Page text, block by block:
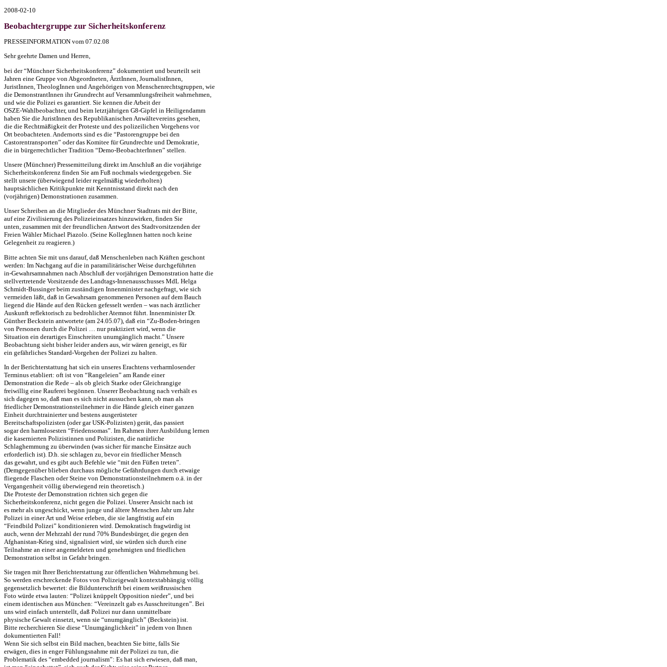
2008-02-10
Beobachtergruppe zur Sicherheitskonferenz
PRESSEINFORMATION vom 07.02.08
Sehr geehrte Damen und Herren,
bei der “Münchner Sicherheitskonferenz” dokumentiert und beurteilt seit
Jahren eine Gruppe von Abgeordneten, ÄrztInnen, JournalistInnen,
JuristInnen, TheologInnen und Angehörigen von Menschenrechtsgruppen, wie
die DemonstrantInnen ihr Grundrecht auf Versammlungsfreiheit wahrnehmen,
und wie die Polizei es garantiert. Sie kennen die Arbeit der
OSZE-Wahlbeobachter, und beim letztjährigen G8-Gipfel in Heiligendamm
haben Sie die JuristInnen des Republikanischen Anwältevereins gesehen,
die die Rechtmäßigkeit der Proteste und des polizeilichen Vorgehens vor
Ort beobachteten. Andernorts sind es die “Pastorengruppe bei den
Castorentransporten” oder das Komitee für Grundrechte und Demokratie,
die in bürgerrechtlicher Tradition “Demo-BeobachterInnen” stellen.
Unsere (Münchner) Pressemitteilung direkt im Anschluß an die vorjährige
Sicherheitskonferenz finden Sie am Fuß nochmals wiedergegeben. Sie
stellt unsere (überwiegend leider regelmäßig wiederholten)
hauptsächlichen Kritikpunkte mit Kenntnisstand direkt nach den
(vorjährigen) Demonstrationen zusammen.
Unser Schreiben an die Mitglieder des Münchner Stadtrats mit der Bitte,
auf eine Zivilisierung des Polizeieinsatzes hinzuwirken, finden Sie
unten, zusammen mit der freundlichen Antwort des Stadtvorsitzenden der
Freien Wähler Michael Piazolo. (Seine KollegInnen hatten noch keine
Gelegenheit zu reagieren.)
Bitte achten Sie mit uns darauf, daß Menschenleben nach Kräften geschont
werden: Im Nachgang auf die in paramilitärischer Weise durchgeführten
in-Gewahrsamnahmen nach Abschluß der vorjährigen Demonstration hatte die
stellvertretende Vorsitzende des Landtags-Innenausschusses MdL Helga
Schmidt-Bussinger beim zuständigen Innenminister nachgefragt, wie sich
vermeiden läßt, daß in Gewahrsam genommenen Personen auf dem Bauch
liegend die Hände auf den Rücken gefesselt werden – was nach ärztlicher
Auskunft reflektorisch zu bedrohlicher Atemnot führt. Innenminister Dr.
Günther Beckstein antwortete (am 24.05.07), daß ein “Zu-Boden-bringen
von Personen durch die Polizei … nur praktiziert wird, wenn die
Situation ein derartiges Einschreiten unumgänglich macht.” Unsere
Beobachtung sieht bisher leider anders aus, wir wären geneigt, es für
ein gefährliches Standard-Vorgehen der Polizei zu halten.
In der Berichterstattung hat sich ein unseres Erachtens verharmlosender
Terminus etabliert: oft ist von “Rangeleien” am Rande einer
Demonstration die Rede – als ob gleich Starke oder Gleichrangige
freiwillig eine Rauferei begönnen. Unserer Beobachtung nach verhält es
sich dagegen so, daß man es sich nicht aussuchen kann, ob man als
friedlicher Demonstrationsteilnehmer in die Hände gleich einer ganzen
Einheit durchtrainierter und bestens ausgerüsteter
Bereitschaftspolizisten (oder garUSK-Polizisten) gerät, das passiert
sogar den harmlosesten “Friedensomas”. Im Rahmen ihrer Ausbildung lernen
die kasernierten Polizistinnen und Polizisten, die natürliche
Schlaghemmung zu überwinden (was sicher für manche Einsätze auch
erforderlich ist). D.h. sie schlagen zu, bevor ein friedlicher Mensch
das gewahrt, und es gibt auch Befehle wie “mit den Füßen treten”.
(Demgegenüber blieben durchaus mögliche Gefährdungen durch etwaige
fliegende Flaschen oder Steine von Demonstrationsteilnehmern o.ä. in der
Vergangenheit völlig überwiegend rein theoretisch.)
Die Proteste der Demonstration richten sich gegen die
Sicherheitskonferenz, nicht gegen die Polizei. Unserer Ansicht nach ist
es mehr als ungeschickt, wenn junge und ältere Menschen Jahr um Jahr
Polizei in einer Art und Weise erleben, die sie langfristig auf ein
“Feindbild Polizei” konditionieren wird. Demokratisch fragwürdig ist
auch, wenn der Mehrzahl der rund 70% Bundesbürger, die gegen den
Afghanistan-Krieg sind, signalisiert wird, sie würden sich durch eine
Teilnahme an einer angemeldeten und genehmigten und friedlichen
Demonstration selbst in Gefahr bringen.
Sie tragen mit Ihrer Berichterstattung zur öffentlichen Wahrnehmung bei.
So werden erschreckende Fotos von Polizeigewalt kontextabhängig völlig
gegensetzlich bewertet: die Bildunterschrift bei einem weißrussischen
Foto würde etwa lauten: “Polizei knüppelt Opposition nieder”, und bei
einem identischen aus München: “Vereinzelt gab es Ausschreitungen”. Bei
uns wird einfach unterstellt, daß Polizei nur dann unmittelbare
physische Gewalt einsetzt, wenn sie “unumgänglich” (Beckstein) ist.
Bitte recherchieren Sie diese “Unumgänglichkeit” in jedem von Ihnen
dokumentierten Fall!
Wenn Sie sich selbst ein Bild machen, beachten Sie bitte, falls Sie
erwägen, dies in enger Fühlungsnahme mit der Polizei zu tun, die
Problematik des “embedded journalism”: Es hat sich erwiesen, daß man,